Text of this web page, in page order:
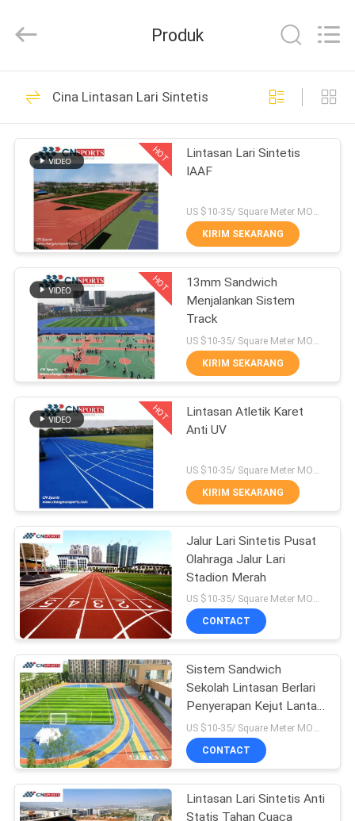
RUMAH
PRODUK
TENTANG
KAMI
TUR
PABRIK
KONTROL
KUALITAS
HUBUNGI
KAMI
PERMINTAAN
PENAWARAN
SITEMAP
PRIVACY
POLICY
Materials
Rights
Lari Lari Karet
59
Jalur Lari PU PU
74
Lintasan Lari
Sintetis
Lantai olahraga PVC
24
82
Produk
Cina Lintasan Lari Sintetis
HOT
Lintasan Lari Sintetis
IAAF
US $10-35/ Square Meter MOQ:/
KIRIM SEKARANG
HOT
13mm Sandwich
Menjalankan Sistem
Track
KIRIM SEKARANG
HOT
Lintasan Atletik Karet
Anti UV
KIRIM SEKARANG
Jalur Lari Sintetis Pusat
Olahraga Jalur Lari
Stadion Merah
US $10-35/ Square Meter MOQ:/
CONTACT
Sistem Sandwich
Sekolah Lintasan Berlari
Penyerapan Kejut Lantai
Landasan Pacu
US $10-35/ Square Meter MOQ:/
CONTACT
Lintasan Lari Sintetis Anti
Statis Tahan Cuaca